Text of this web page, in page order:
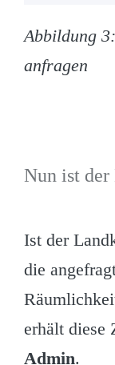
Abbildung
anfragen
Nun ist
Ist der
die
erhält diese
Admin.